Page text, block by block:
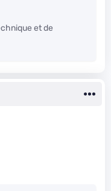
et de